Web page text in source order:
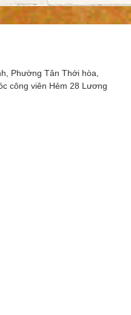
Phường Tân Thới hòa,
công viên Hẻm 28 Lương